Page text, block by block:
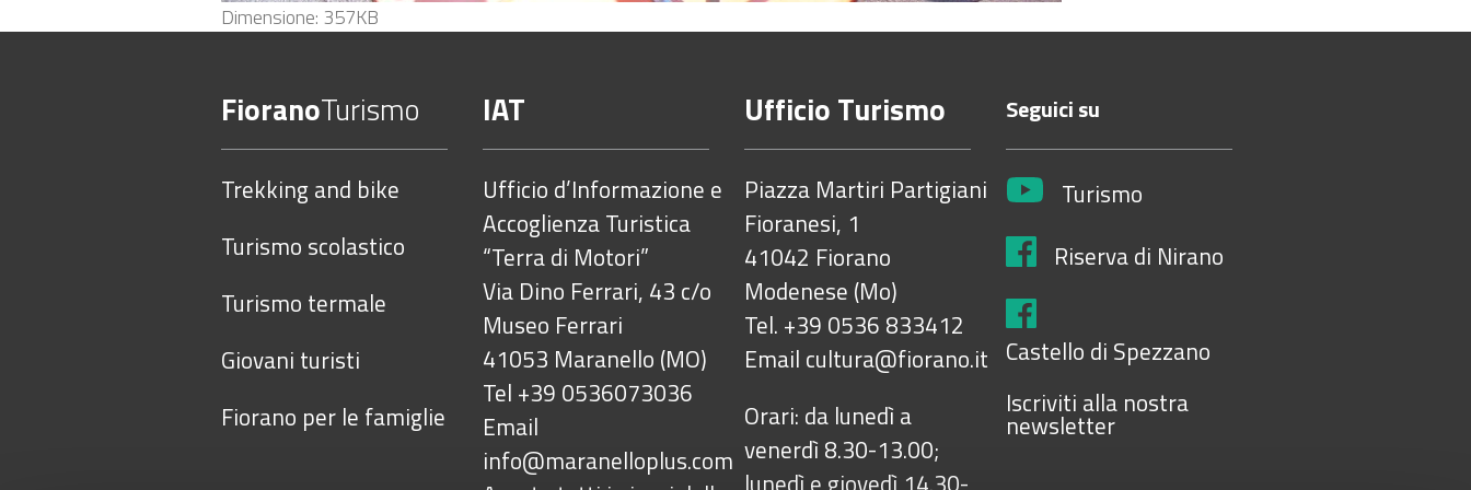
Clicca
l'immagine
originali…
Dimensione: 357KB
FioranoTurismo
Trekking and bike
Turismo scolastico
Turismo termale
Giovani turisti
Fiorano per le famiglie
IAT
Ufficio d’Informazione e
Accoglienza Turistica
“Terra di Motori”
Via Dino Ferrari, 43 c/o
Museo Ferrari
41053 Maranello (MO)
Tel +39 0536073036
Email
info@maranelloplus.com
Ufficio Turismo
Piazza Martiri Partigiani
Fioranesi, 1
41042 Fiorano
Modenese (Mo)
Tel. +39 0536 833412
Email cultura@fiorano.it
Orari: da lunedì a
venerdì 8.30-13.00;
lunedì e giovedì 14.30-
Seguici su
Turismo
Riserva di Nirano
Castello di Spezzano
Iscriviti alla nostra
newsletter